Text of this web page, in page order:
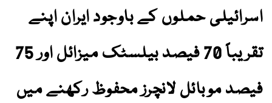
اسرائیلی حملوں کے باوجود ایران اپنے
تقریباً 70 فیصد بیلسٹک میزائل اور 75
فیصد موبائل لانچرز محفوظ رکھنے میں